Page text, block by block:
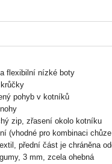
flexibilní nízké boty
pohyb v kotníků
zip, zřasení okolo kotníku
(vhodné pro kombinaci
přední část je chráněna
3 mm, zcela ohebná